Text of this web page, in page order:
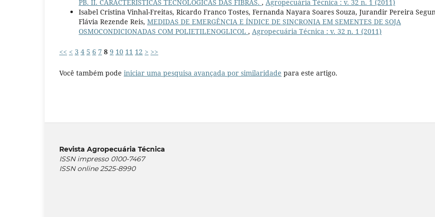
PB. II. CARACTERÍSTICAS TECNOLÓGICAS DAS FIBRAS. , Agropecuária Técnica : v. 32 n. 1 (2011)
Isabel Cristina Vinhal-Freitas, Ricardo Franco Tostes, Fernanda Nayara Soares Souza, Jurandir Pereira
Flávia Rezende Reis, MEDIDAS DE EMERGÊNCIA E ÍNDICE DE SINCRONIA EM SEMENTES DE SOJA
OSMOCONDICIONADAS COM POLIETILENOGLICOL , Agropecuária Técnica : v. 32 n. 1 (2011)
<< < 3 4 5 6 7 8 9 10 11 12 > >>
Você também pode iniciar uma pesquisa avançada por similaridade para este artigo.
Revista Agropecuária Técnica
ISSN impresso 0100-7467
ISSN online 2525-8990